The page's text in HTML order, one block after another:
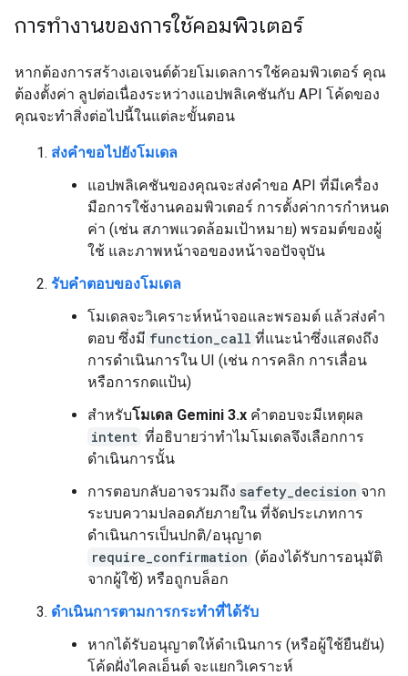
การทำงานของการใช้คอมพิวเตอร์
หากต้องการสร้างเอเจนต์ด้วยโมเดลการใช้คอมพิวเตอร์ คุณ
ต้องตั้งค่า ลูปต่อเนื่องระหว่างแอปพลิเคชันกับ API โค้ดของ
คุณจะทำสิ่งต่อไปนี้ในแต่ละขั้นตอน
ส่งคำขอไปยังโมเดล
แอปพลิเคชันของคุณจะส่งคำขอ API ที่มีเครื่อง
มือการใช้งานคอมพิวเตอร์ การตั้งค่าการกำหนด
ค่า (เช่น สภาพแวดล้อมเป้าหมาย) พรอมต์ของผู้
ใช้ และภาพหน้าจอของหน้าจอปัจจุบัน
รับคำตอบของโมเดล
โมเดลจะวิเคราะห์หน้าจอและพรอมต์ แล้วส่งคำ
ตอบ ซึ่งมี function_call ที่แนะนำซึ่งแสดงถึง
การดำเนินการใน UI (เช่น การคลิก การเลื่อน
หรือการกดแป้น)
สำหรับโมเดล Gemini 3.x คำตอบจะมีเหตุผล
intent ที่อธิบายว่าทำไมโมเดลจึงเลือกการ
ดำเนินการนั้น
การตอบกลับอาจรวมถึง safety_decision จาก
ระบบความปลอดภัยภายใน ที่จัดประเภทการ
ดำเนินการเป็นปกติ/อนุญาต
require_confirmation (ต้องได้รับการอนุมัติ
จากผู้ใช้) หรือถูกบล็อก
ดำเนินการตามการกระทำที่ได้รับ
หากได้รับอนุญาตให้ดำเนินการ (หรือผู้ใช้ยืนยัน)
โค้ดฝั่งไคลเอ็นต์ จะแยกวิเคราะห์